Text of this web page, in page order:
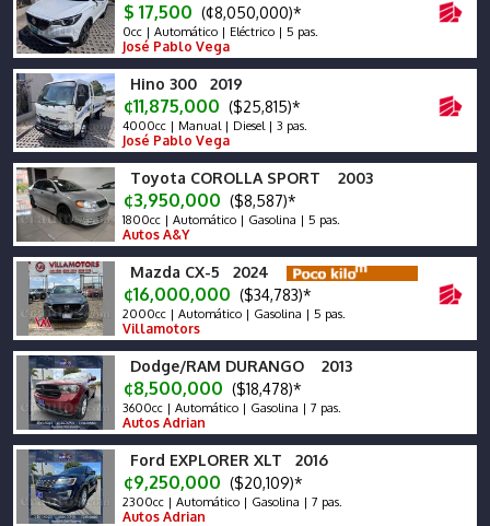
$ 17,500 (¢8,050,000)*
0cc | Automático | Eléctrico | 5 pas.
José Pablo Vega
Hino 300 2019
¢11,875,000 ($25,815)*
4000cc | Manual | Diesel | 3 pas.
José Pablo Vega
Toyota COROLLA SPORT 2003
¢3,950,000 ($8,587)*
1800cc | Automático | Gasolina | 5 pas.
Autos A&Y
Mazda CX-5 2024
¢16,000,000 ($34,783)*
2000cc | Automático | Gasolina | 5 pas.
Villamotors
Dodge/RAM DURANGO 2013
¢8,500,000 ($18,478)*
3600cc | Automático | Gasolina | 7 pas.
Autos Adrian
Ford EXPLORER XLT 2016
¢9,250,000 ($20,109)*
2300cc | Automático | Gasolina | 7 pas.
Autos Adrian